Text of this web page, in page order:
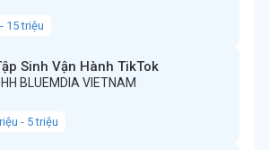
15 triệu
Sinh Vận Hành TikTok
BLUEMDIA VIETNAM
- 5 triệu